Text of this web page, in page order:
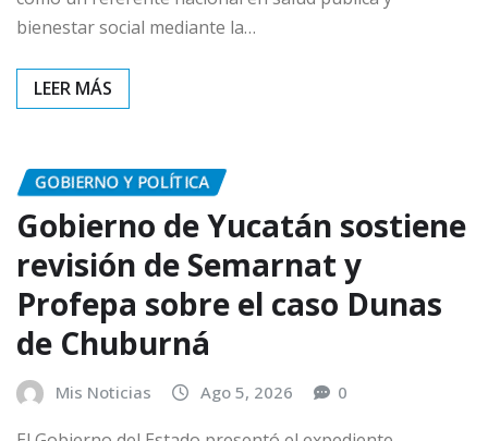
bienestar social mediante la…
GOBIERNO Y POLÍTICA
Gobierno de Yucatán sostiene
revisión de Semarnat y
Profepa sobre el caso Dunas
de Chuburná
Mis Noticias Ago 5, 2026 0